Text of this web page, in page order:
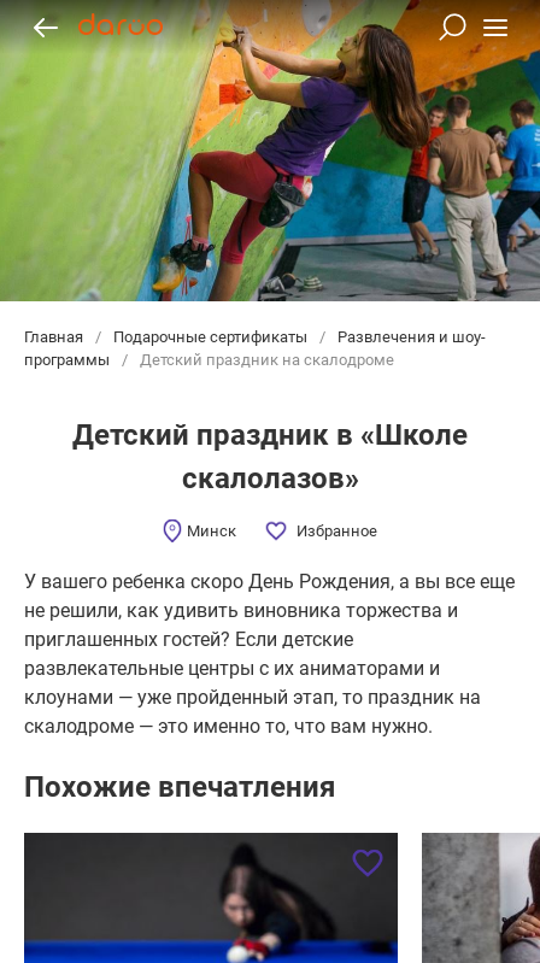
Главная / Подарочные сертификаты /
Развлечения и шоу-
программы
/ Детский праздник на скалодроме
Детский праздник в «Школе
скалолазов»
Минск Избранное
У вашего ребенка скоро День Рождения, а вы все еще
не решили, как удивить виновника торжества и
приглашенных гостей? Если детские
развлекательные центры с их аниматорами и
клоунами — уже пройденный этап, то праздник на
скалодроме — это именно то, что вам нужно.
Похожие впечатления